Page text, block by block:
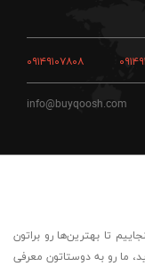
۰۹۱۴۹۱۰۷۸۰۸
info@buyqoosh.com
تا بهترین‌ها رو براتون
ما رو به دوستاتون معرفی